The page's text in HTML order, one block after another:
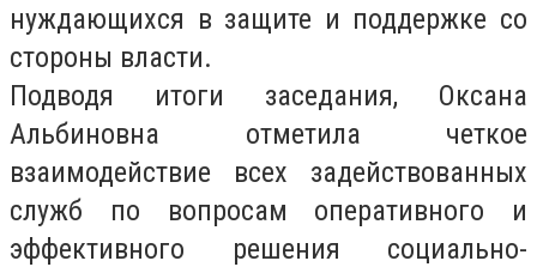
нуждающихся в защите и поддержке со
стороны власти.
Подводя итоги заседания, Оксана
Альбиновна отметила четкое
взаимодействие всех задействованных
служб по вопросам оперативного и
эффективного решения социально-